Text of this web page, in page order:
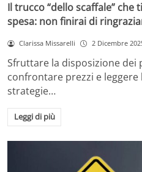
Il trucco “dello scaffale” che
spesa: non finirai di
Clarissa Missarelli 2 Dicembre
Sfruttare la disposizione dei
confrontare prezzi e
strategie…
Leggi di più